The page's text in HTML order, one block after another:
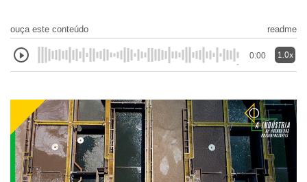
ouça este conteúdo readme
0:00 1.0x